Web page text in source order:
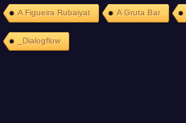
A Figueira Rubaiyat A Gruta Bar
_Dialogflow